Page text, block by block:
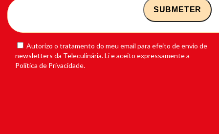
Autorizo o tratamento do meu email para efeito de envio de
newsletters da Teleculinária. Li e aceito expressamente a
Política de Privacidade.